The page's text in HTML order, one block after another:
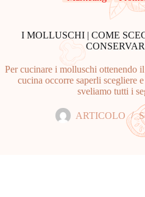
I MOLLUSCHI | COME
Per cucinare i molluschi ottenendo
cucina occorre saperli scegliere
sveliamo tutti i
ARTICOLO